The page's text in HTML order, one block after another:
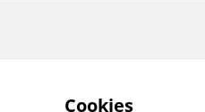
Cookies